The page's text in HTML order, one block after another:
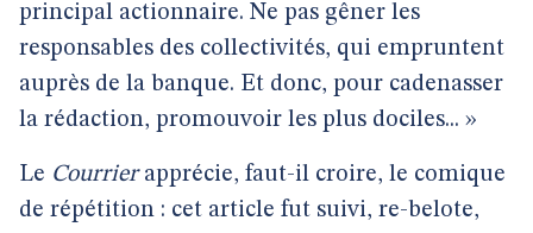
principal actionnaire. Ne pas gêner les
responsables des collectivités, qui empruntent
auprès de la banque. Et donc, pour cadenasser
la rédaction, promouvoir les plus dociles... »
Le Courrierapprécie, faut-il croire, le comique
de répétition : cet article fut suivi, re-belote,